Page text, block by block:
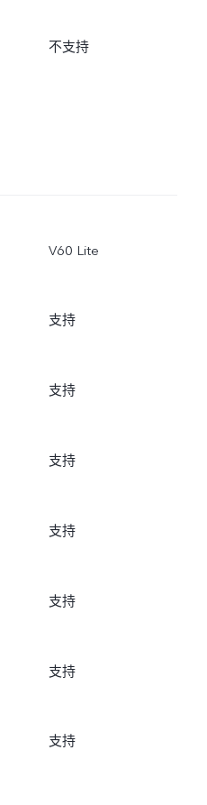
不支持
V60 Lite
支持
支持
支持
支持
支持
支持
支持